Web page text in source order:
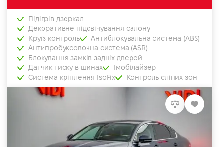
Підігрів дзеркал
Декоративне підсвічування салону
Круїз контроль
Антиблокувальна система (ABS)
Антипробуксовочна система (ASR)
Блокування замків задніх дверей
Датчик тиску в шинах
Імобілайзер
Система кріплення IsoFix
Контроль сліпих зон